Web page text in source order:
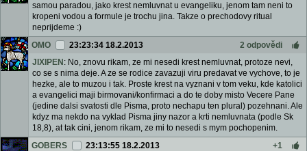
samou paradou, jako krest nemluvnat u evangeliku, jenom tam neni to
kropeni vodou a formule je trochu jina. Takze o prechodovy ritual
neprijdeme :)
OMO
23:23:34 18.2.2013
2 odpovědi
JIXIPEN : No, znovu rikam, ze mi nesedi krest nemluvnat, protoze nevi,
co se s nima deje. A ze se rodice zavazuji viru predavat ve vychove, to je
hezke, ale to muzou i tak. Proste krest na vyznani v tom veku, kde katolici
a evangelici maji birmovani/konfirmaci a do te doby misto Vecere Pane
(jedine dalsi svatosti dle Pisma, proto nechapu ten plural) pozehnani. Ale
kdyz ma nekdo na vyklad Pisma jiny nazor a krti nemluvnata (podle Sk
18,8), at tak cini, jenom rikam, ze mi to nesedi s mym pochopenim.
GOBERS
23:13:55 18.2.2013
+1